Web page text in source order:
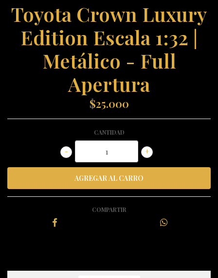
Toyota Crown Luxury
Edition Escala 1:32 |
Metálico - Full
Apertura
$25.000
CANTIDAD
+
-
COMPARTIR